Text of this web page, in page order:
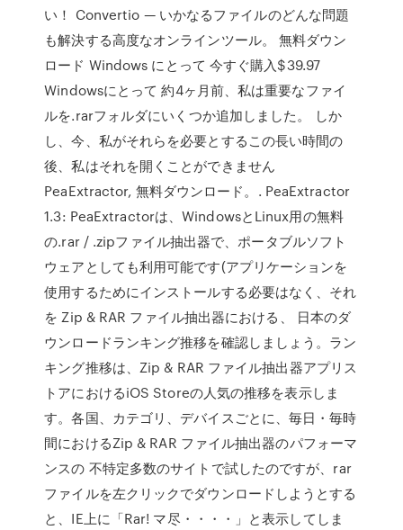
い！ Convertio — いかなるファイルのどんな問題
も解決する高度なオンラインツール。 無料ダウン
ロード Windows にとって 今すぐ購入$39.97
Windowsにとって 約4ヶ月前、私は重要なファイ
ルを.rarフォルダにいくつか追加しました。 しか
し、今、私がそれらを必要とするこの長い時間の
後、私はそれを開くことができません
PeaExtractor, 無料ダウンロード。. PeaExtractor
1.3: PeaExtractorは、WindowsとLinux用の無料
の.rar / .zipファイル抽出器で、ポータブルソフト
ウェアとしても利用可能です(アプリケーションを
使用するためにインストールする必要はなく、それ
を Zip & RAR ファイル抽出器における、 日本のダ
ウンロードランキング推移を確認しましょう。ラン
キング推移は、Zip & RAR ファイル抽出器アプリス
トアにおけるiOS Storeの人気の推移を表示しま
す。各国、カテゴリ、デバイスごとに、毎日・毎時
間におけるZip & RAR ファイル抽出器のパフォーマ
ンスの 不特定多数のサイトで試したのですが、rar
ファイルを左クリックでダウンロードしようとする
と、IE上に「Rar! マ尽・・・・」と表示してしま